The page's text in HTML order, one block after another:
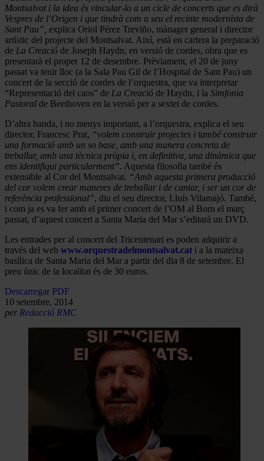
Montsalvat i la idea és vincular-lo a un cicle de concerts que es dirà
Vespres de l’Origen i que tindrà com a seu el recinte modernista de
Sant Pau”, explica Oriol Pérez Treviño, mànager general i director
artístic del projecte del Montsalvat. Així, està en cartera la preparació
de La Creació de Joseph Haydn, en versió de cordes, obra que es
presentarà el proper 12 de desembre. Prèviament, el 20 de juny
passat va tenir lloc (a la Sala Pau Gil de l’Hospital de Sant Pau) un
concert de la secció de cordes de l’orquestra, que va interpretar
“Representació del caos” de La Creació de Haydn, i la Simfonia
Pastoral de Beethoven en la versió per a sextet de cordes.
D’altra banda, i no menys important, a l’orquestra, explica el seu
director, Francesc Prat, “volem construir projectes i també construir
una formació amb un so base, amb una manera concreta de
treballar, amb una tècnica pròpia i, en definitiva, una dinàmica que
ens identifiqui particularment”. Aquesta filosofia també és
extensible al Cor del Montsalvat. “Amb aquesta primera producció
del cor volem crear maneres de treballar i de cantar, i ser un cor de
referència professional”, diu el seu director, Lluís Vilamajó. També,
i com ja es va fer amb el primer concert de l’OM al Born el març
passat, d’aquest concert a Santa Maria del Mar s’editarà un DVD.
Les entrades per al concert del Tricentenari es poden adquirir a
través del web www.orquestradelmontsalvat.cat i a la mateixa
basílica de Santa Maria del Mar a partir del dia 8 de setembre. El
preu únic de la localitat és de 30 euros.
Descarregar PDF
10 setembre, 2014
per Redacció RMC